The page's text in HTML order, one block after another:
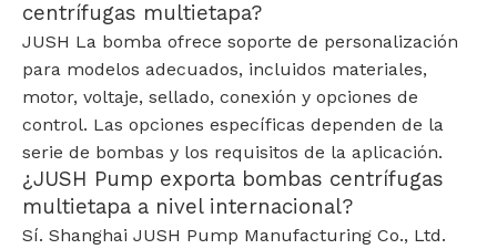
centrífugas multietapa?
JUSH La bomba ofrece soporte de personalización
para modelos adecuados, incluidos materiales,
motor, voltaje, sellado, conexión y opciones de
control. Las opciones específicas dependen de la
serie de bombas y los requisitos de la aplicación.
¿JUSH Pump exporta bombas centrífugas
multietapa a nivel internacional?
Sí. Shanghai JUSH Pump Manufacturing Co., Ltd.